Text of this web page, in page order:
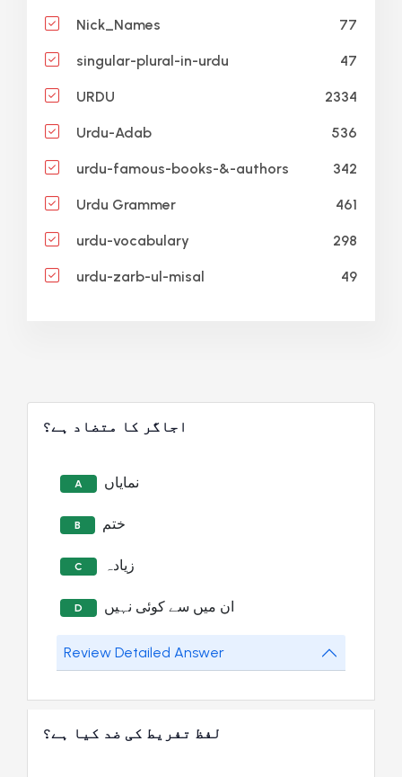
Nick_Names 77
singular-plural-in-urdu 47
URDU 2334
Urdu-Adab 536
urdu-famous-books-&-authors 342
Urdu Grammer 461
urdu-vocabulary 298
urdu-zarb-ul-misal 49
اجاگر کا متضاد ہے؟
A نمایاں
B ختم
C زیادہ
D ان میں سے کوئی نہیں
Review Detailed Answer
لفظ تفریط کی ضد کیا ہے؟